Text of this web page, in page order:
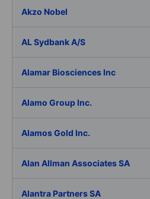
Akzo Nobel
AL Sydbank A/S
Alamar Biosciences Inc
Alamo Group Inc.
Alamos Gold Inc.
Alan Allman Associates SA
Alantra Partners SA